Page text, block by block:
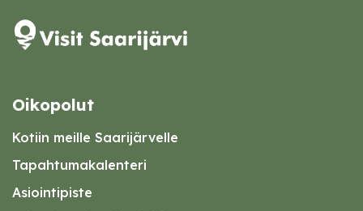
Oikopolut
Kotiin meille Saarijärvelle
Tapahtumakalenteri
Asiointipiste